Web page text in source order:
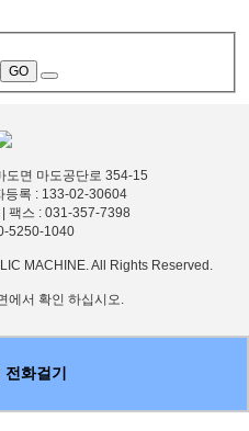
GO
도면 마도공단로 354-15
등록 : 133-02-30604
팩스 : 031-357-7398
5250-1040
MACHINE. All Rights Reserved.
에서 확인 하십시오.
화걸기